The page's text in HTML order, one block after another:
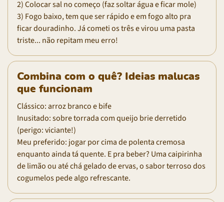
2) Colocar sal no começo (faz soltar água e ficar mole)
3) Fogo baixo, tem que ser rápido e em fogo alto pra
ficar douradinho. Já cometi os três e virou uma pasta
triste... não repitam meu erro!
Combina com o quê? Ideias malucas
que funcionam
Clássico: arroz branco e bife
Inusitado: sobre torrada com queijo brie derretido
(perigo: viciante!)
Meu preferido: jogar por cima de polenta cremosa
enquanto ainda tá quente. E pra beber? Uma caipirinha
de limão ou até chá gelado de ervas, o sabor terroso dos
cogumelos pede algo refrescante.